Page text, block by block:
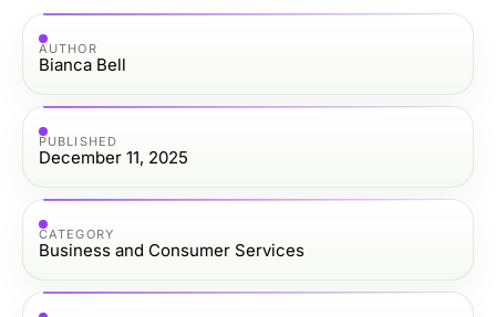
AUTHOR
Bianca Bell
PUBLISHED
December 11, 2025
CATEGORY
Business and Consumer Services